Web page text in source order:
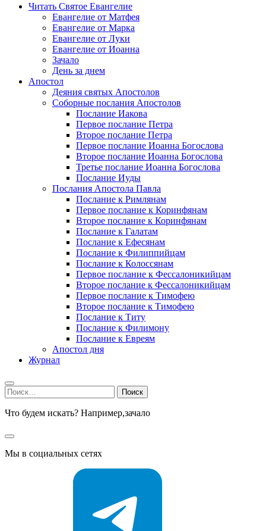
Читать Святое Евангелие
Евангелие от Матфея
Евангелие от Марка
Евангелие от Луки
Евангелие от Иоанна
Зачало
День за днем
Апостол
Деяния святых Апостолов
Соборные послания Апостолов
Послание Иакова
Первое послание Петра
Второе послание Петра
Первое послание Иоанна Богослова
Второе послание Иоанна Богослова
Третье послание Иоанна Богослова
Послание Иуды
Послания Апостола Павла
Послание к Римлянам
Первое послание к Коринфянам
Второе послание к Коринфянам
Послание к Галатам
Послание к Ефесянам
Послание к Филиппийцам
Послание к Колоссянам
Первое послание к Фессалоникийцам
Второе послание к Фессалоникийцам
Первое послание к Тимофею
Второе послание к Тимофею
Послание к Титу
Послание к Филимону
Послание к Евреям
Апостол дня
Журнал
Найти:
Что будем искать? Например,зачало
Мы в социальных сетях